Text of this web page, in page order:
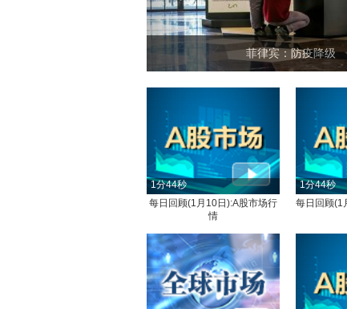
菲律宾：防疫降级
1分44秒
每日回顾(1月10日):A股市场行
情
1分44秒
每日回顾(1